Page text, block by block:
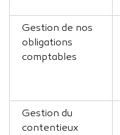
Gestion de nos
obligations
comptables
Gestion du
contentieux